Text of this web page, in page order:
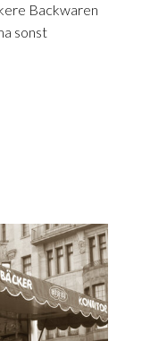
Backwaren
sonst